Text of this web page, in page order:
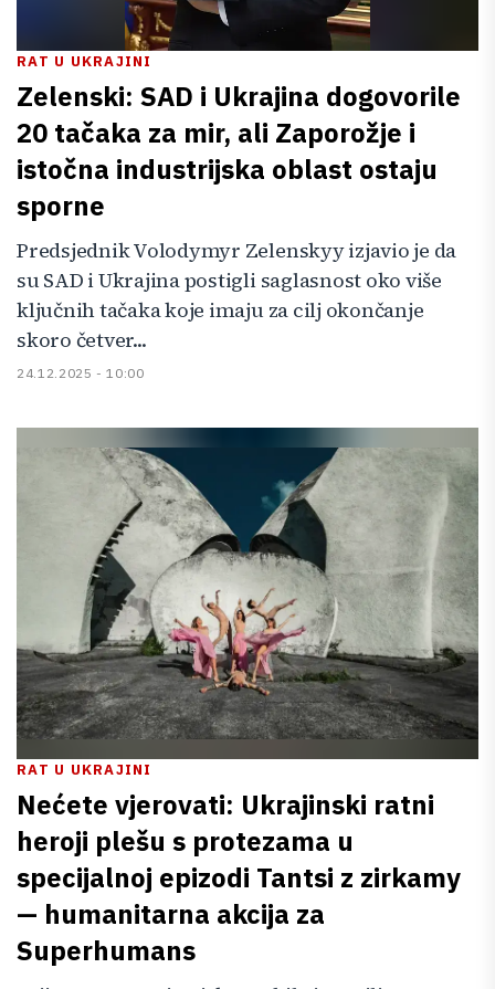
RAT U UKRAJINI
Zelenski: SAD i Ukrajina dogovorile
20 tačaka za mir, ali Zaporožje i
istočna industrijska oblast ostaju
sporne
Predsjednik Volodymyr Zelenskyy izjavio je da
su SAD i Ukrajina postigli saglasnost oko više
ključnih tačaka koje imaju za cilj okončanje
skoro četver...
24.12.2025 - 10:00
RAT U UKRAJINI
Nećete vjerovati: Ukrajinski ratni
heroji plešu s protezama u
specijalnoj epizodi Tantsi z zirkamy
— humanitarna akcija za
Superhumans